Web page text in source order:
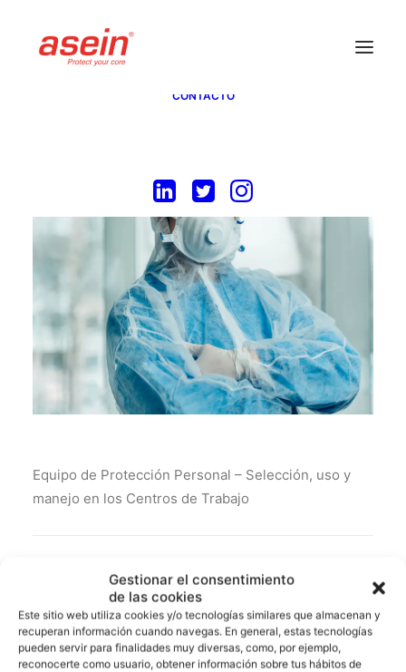
Gestionar el consentimiento
de las cookies
Este sitio web utiliza cookies y/o tecnologías similares que almacenan y
recuperan información cuando navegas. En general, estas tecnologías
pueden servir para finalidades muy diversas, como, por ejemplo,
reconocerte como usuario, obtener información sobre tus hábitos de
CONTACTO
Equipo de Protección Personal – Selección, uso y
manejo en los Centros de Trabajo
NOM-017-STPS-2008
NOM-017-STPS-2008